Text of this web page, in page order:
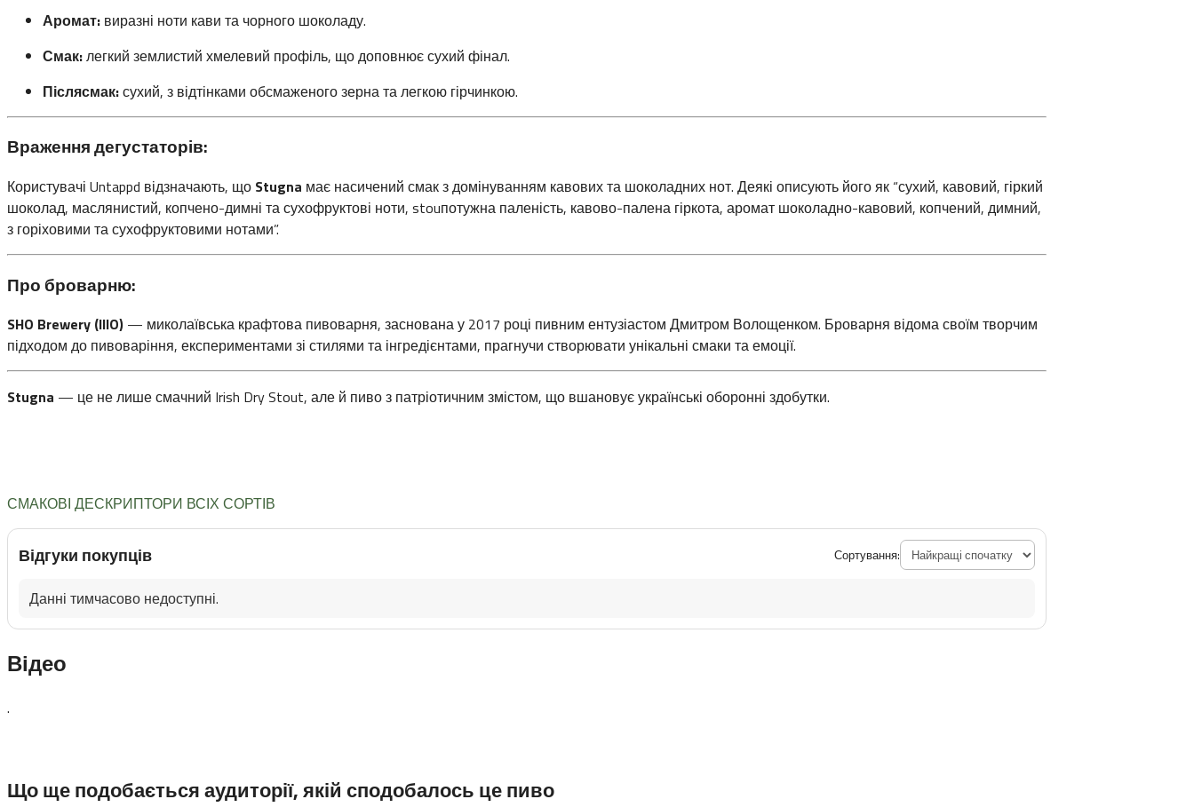
Аромат: виразні ноти кави та чорного шоколаду.
Смак:легкий землистий хмелевий профіль, що доповнює сухий фінал.
Післясмак:сухий, з відтінками обсмаженого зерна та легкою гірчинкою.
Враження дегустаторів:
Користувачі Untappd відзначають, що Stugna має насичений смак з домінуванням кавових та шоколадних нот. Деякі описують його як “сухий, кавовий, гіркий
шоколад, маслянистий, копчено-димні та сухофруктові ноти, stouпотужна паленість, кавово-палена гіркота, аромат шоколадно-кавовий, копчений, димний,
з горіховими та сухофруктовими нотами”.
Про броварню:
SHO Brewery (IIIO) — миколаївська крафтова пивоварня, заснована у 2017 році пивним ентузіастом Дмитром Волощенком. Броварня відома своїм творчим
підходом до пивоваріння, експериментами зі стилями та інгредієнтами, прагнучи створювати унікальні смаки та емоції.
Stugna — це не лише смачний Irish Dry Stout, але й пиво з патріотичним змістом, що вшановує українські оборонні здобутки.
СМАКОВІ ДЕСКРИПТОРИ ВСІХ СОРТІВ
Відгуки покупців Сортування:
Данні тимчасово недоступні.
Відео
.
Що ще подобається аудиторії, якій сподобалось це пиво